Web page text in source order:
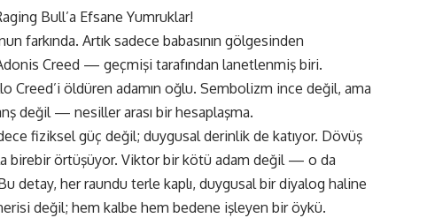
farkında. Artık sadece babasının gölgesinden
Creed — geçmişi tarafından lanetlenmiş biri.
Creed’i öldüren adamın oğlu. Sembolizm ince değil, ama
değil — nesiller arası bir hesaplaşma.
fiziksel güç değil; duygusal derinlik de katıyor. Dövüş
birebir örtüşüyor. Viktor bir kötü adam değil — o da
detay, her raundu terle kaplı, duygusal bir diyalog haline
değil; hem kalbe hem bedene işleyen bir öykü.